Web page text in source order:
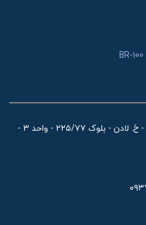
شیراز- گلدشت معالی آباد - خ. لادن - بلوک ۲۲۵/۷۷ - واحد ۳ -